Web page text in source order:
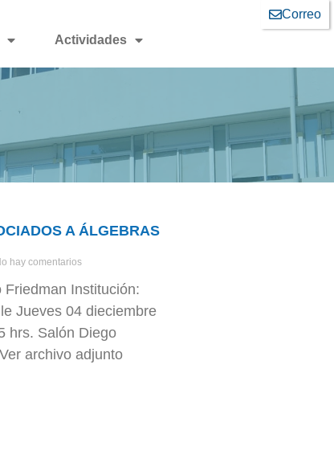
Correo
Actividades
A ÁLGEBRAS
hay comentarios
Friedman Institución:
Jueves 04 dieciembre
hrs. Salón Diego
archivo adjunto